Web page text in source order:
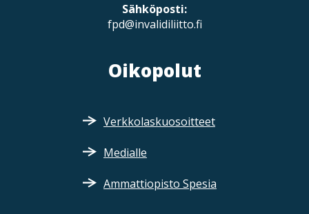
Sähköposti:
fpd@invalidiliitto.fi
Oikopolut
Verkkolaskuosoitteet
Medialle
Ammattiopisto Spesia